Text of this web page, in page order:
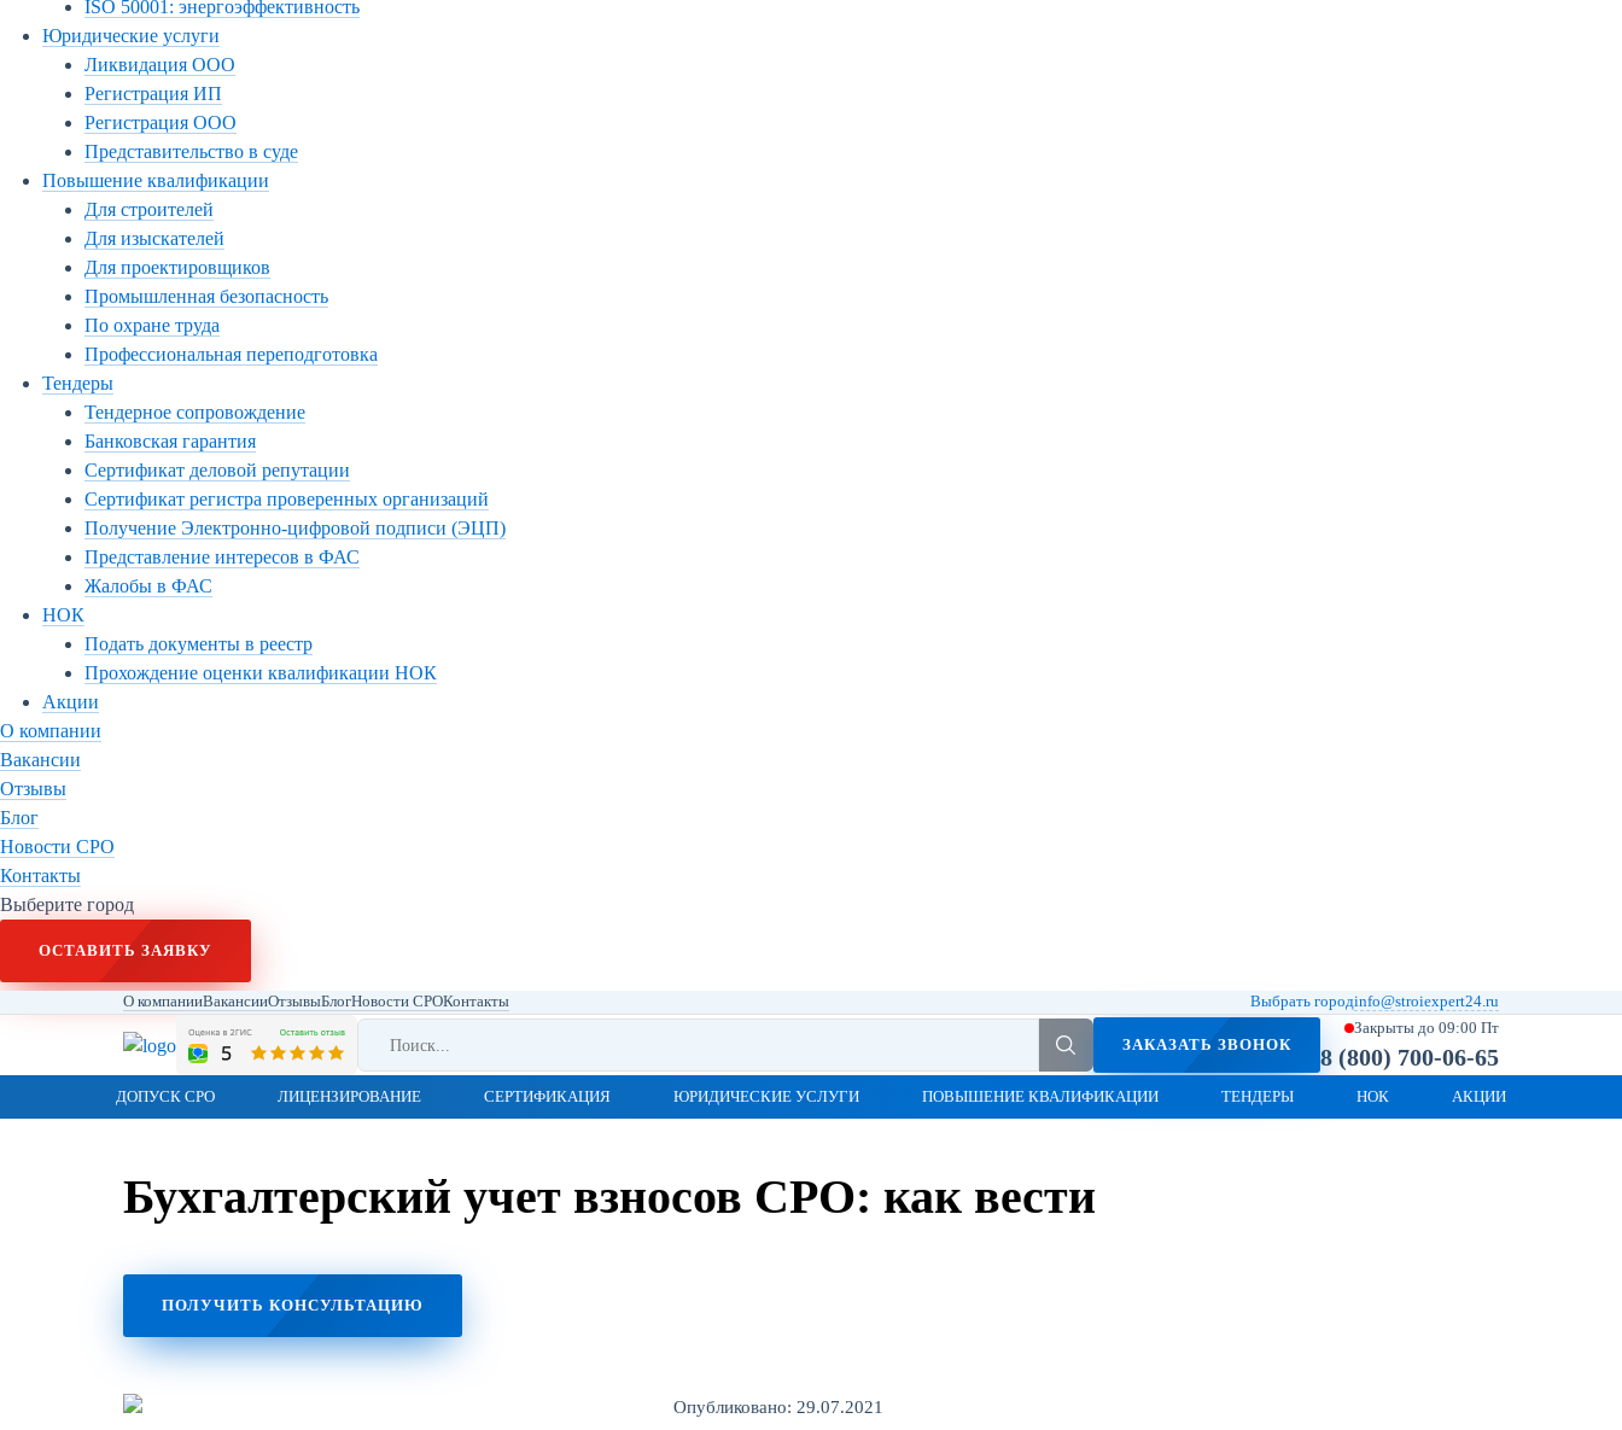
ISO 50001: энергоэффективность
Юридические услуги
Ликвидация ООО
Регистрация ИП
Регистрация ООО
Представительство в суде
Повышение квалификации
Для строителей
Для изыскателей
Для проектировщиков
Промышленная безопасность
По охране труда
Профессиональная переподготовка
Тендеры
Тендерное сопровождение
Банковская гарантия
Сертификат деловой репутации
Сертификат регистра проверенных организаций
Получение Электронно-цифровой подписи (ЭЦП)
Представление интересов в ФАС
Жалобы в ФАС
НОК
Подать документы в реестр
Прохождение оценки квалификации НОК
Акции
О компании
Вакансии
Отзывы
Блог
Новости СРО
Контакты
Выберите город
ОСТАВИТЬ ЗАЯВКУ
О компанииВакансииОтзывыБлогНовости СРОКонтакты Выбрать городinfo@stroiexpert24.ru
ЗАКАЗАТЬ ЗВОНОК
Закрыты до 09:00 Пт
8 (800) 700-06-65
ДОПУСК СРО ЛИЦЕНЗИРОВАНИЕ СЕРТИФИКАЦИЯ ЮРИДИЧЕСКИЕ УСЛУГИ ПОВЫШЕНИЕ КВАЛИФИКАЦИИ ТЕНДЕРЫ НОК АКЦИИ
Бухгалтерский учет взносов СРО: как вести
ПОЛУЧИТЬ КОНСУЛЬТАЦИЮ
Опубликовано: 29.07.2021